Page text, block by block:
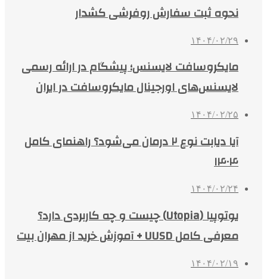
نحوه ثبت سفارش روفرشی کشدار
۱۴۰۴/۰۲/۲۹
مایکروسافت لایسنس؛ پیشگام در ارائه رسمی
لایسنس‌های اورجینال مایکروسافت در ایران
۱۴۰۴/۰۲/۲۵
آیا دیابت نوع ۲ درمان می‌شود؟ راهنمای کامل
۱۴۰۴
۱۴۰۴/۰۲/۲۴
یوتوپیا (Utopia) چیست و چه کاربردی دارد؟
معرفی کامل UUSD + آموزش خرید از مهران بیت
۱۴۰۴/۰۲/۱۹